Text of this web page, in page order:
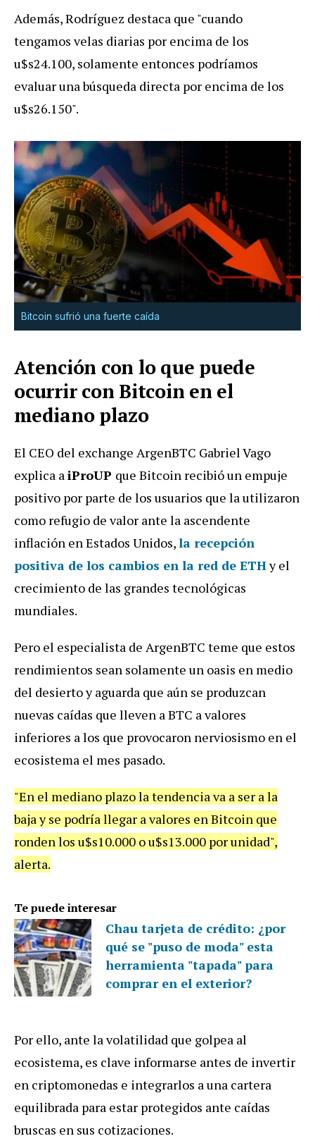
Además, Rodríguez destaca que "cuando
tengamos velas diarias por encima de los
u$s24.100, solamente entonces podríamos
evaluar una búsqueda directa por encima de los
u$s26.150".
Bitcoin sufrió una fuerte caída
Atención con lo que puede
ocurrir con Bitcoin en el
mediano plazo
El CEO del exchange ArgenBTC Gabriel Vago
explica aiProUP que Bitcoin recibió un empuje
positivo por parte de los usuarios que la utilizaron
como refugio de valor ante la ascendente
inflación en Estados Unidos,la recepción
positiva de los cambios en la red de ETHy el
crecimiento de las grandes tecnológicas
mundiales.
Pero el especialista de ArgenBTC teme que estos
rendimientos sean solamente un oasis en medio
del desierto y aguarda que aún se produzcan
nuevas caídas que lleven a BTC a valores
inferiores a los que provocaron nerviosismo en el
ecosistema el mes pasado.
"En el mediano plazo la tendencia va a ser a la
baja y se podría llegar a valores en Bitcoin que
ronden los u$s10.000 o u$s13.000 por unidad",
alerta.
Te puede interesar
Chau tarjeta de crédito: ¿por
qué se "puso de moda" esta
herramienta "tapada" para
comprar en el exterior?
Por ello, ante la volatilidad que golpea al
ecosistema, es clave informarse antes de invertir
en criptomonedas e integrarlos a una cartera
equilibrada para estar protegidos ante caídas
bruscas en sus cotizaciones.